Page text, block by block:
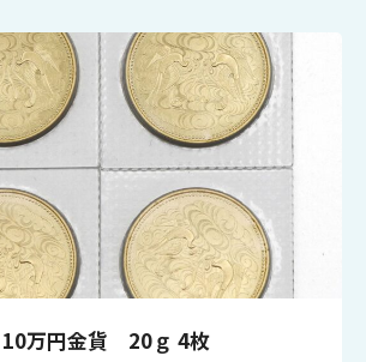
万円金貨 20ｇ 4枚